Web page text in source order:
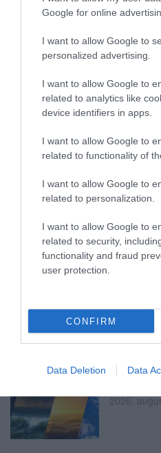
Google for online
I want to allow Google to
personalized advertising.
I want to allow Google to
related to analytics like
device identifiers in apps.
I want to allow Google to
related to functionality of
I want to allow Google to
related to personalization.
I want to allow Google to
related to security,
functionality and fraud
user protection.
CONFIRM
Data Deletion Data
TÍZ ÉVE
INFLÁCIÓ
2026.
2026.